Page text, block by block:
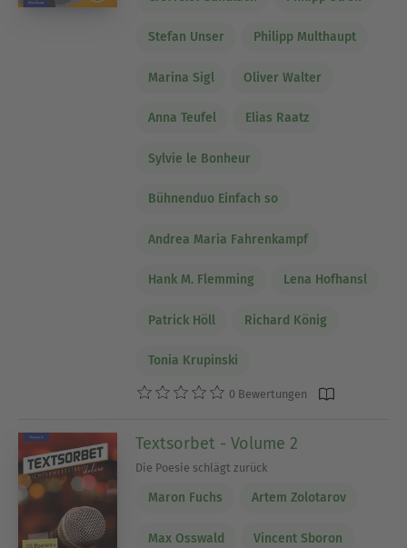
Stefan Unser Philipp Multhaupt
Marina Sigl Oliver Walter
Anna Teufel Elias Raatz
Sylvie le Bonheur
Bühnenduo Einfach so
Andrea Maria Fahrenkampf
Hank M. Flemming Lena Hofhansl
Patrick Höll Richard König
Tonia Krupinski
0 Bewertungen
Textsorbet - Volume 2
Die Poesie schlägt zurück
Maron Fuchs Artem Zolotarov
Max Osswald Vincent Sboron